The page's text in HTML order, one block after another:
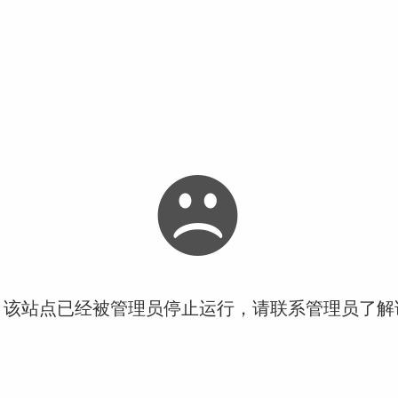
站点已经被管理员停止运行，请联系管理员了